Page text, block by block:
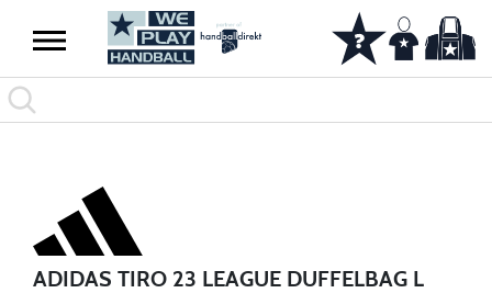
ADIDAS TIRO 23 LEAGUE DUFFELBAG L